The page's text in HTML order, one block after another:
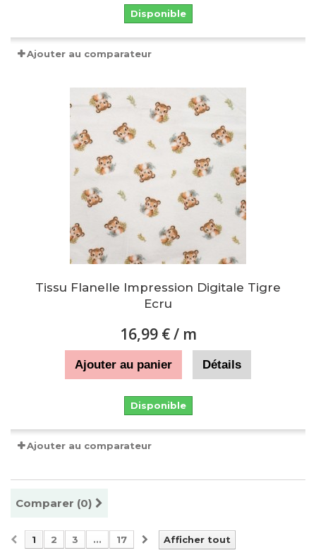
Disponible
Ajouter au comparateur
Tissu Flanelle Impression Digitale Tigre
Ecru
16,99 €/ m
Ajouter au panier Détails
Disponible
Ajouter au comparateur
Comparer (0)
Afficher tout
1 2 3 ... 17